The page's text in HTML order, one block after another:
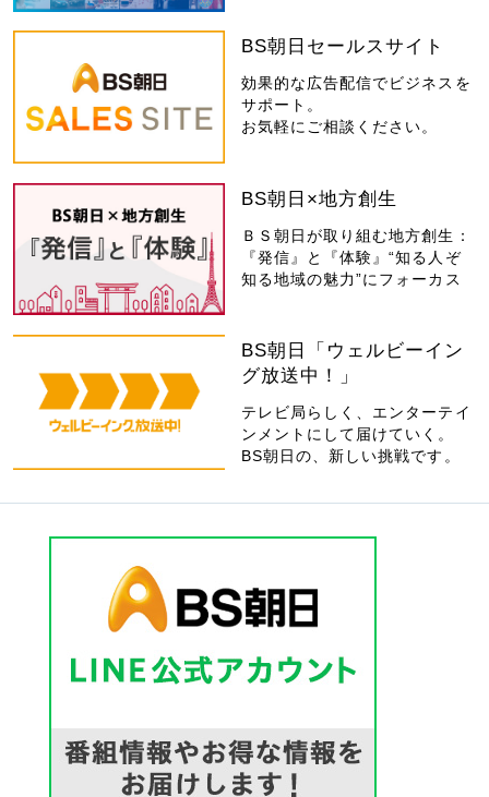
BS朝日セールスサイト
効果的な広告配信でビジネスを
サポート。
お気軽にご相談ください。
BS朝日×地方創生
ＢＳ朝日が取り組む地方創生：
『発信』と『体験』“知る人ぞ
知る地域の魅力”にフォーカス
BS朝日「ウェルビーイン
グ放送中！」
テレビ局らしく、エンターテイ
ンメントにして届けていく。
BS朝日の、新しい挑戦です。